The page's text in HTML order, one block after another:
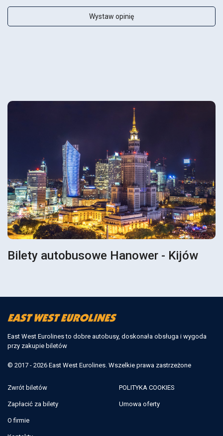
Wystaw opinię
Bilety autobusowe Hanower - Kijów
East West Eurolines to dobre autobusy, doskonała obsługa i wygoda
przy zakupie biletów
© 2017 - 2026 East West Eurolines. Wszelkie prawa zastrzeżone
Zwrót biletów
Zapłacić za bilety
O firmie
POLITYKA COOKIES
Umowa oferty